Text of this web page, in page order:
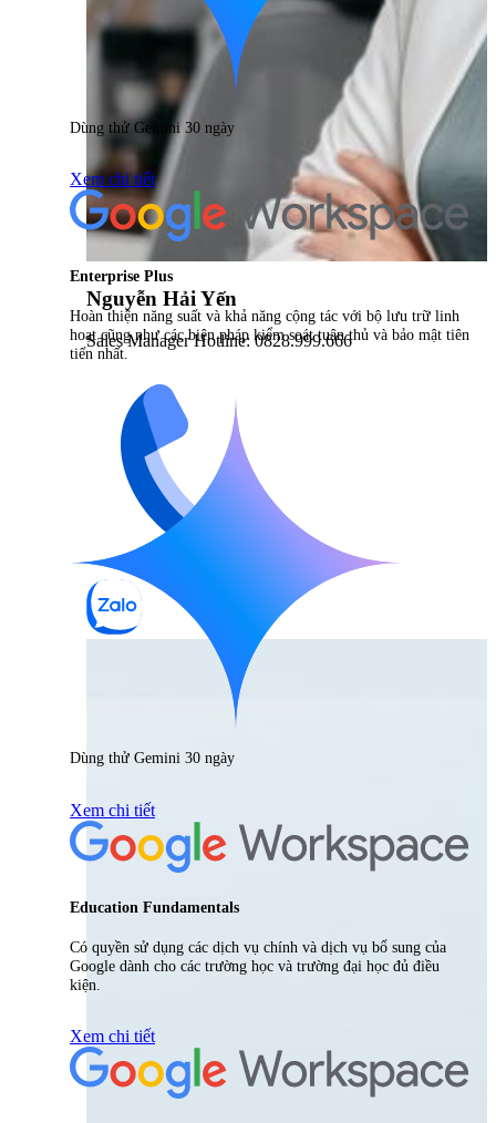
Nguyễn Hải Yến
Sales Manager Hotline: 0828.999.666
Dùng thử Gemini 30 ngày
Xem chi tiết
Enterprise Plus
Hoàn thiện năng suất và khả năng cộng tác với bộ lưu trữ linh
hoạt cũng như các biện pháp kiểm soát tuân thủ và bảo mật tiên
tiến nhất.
Dùng thử Gemini 30 ngày
Xem chi tiết
Education Fundamentals
Có quyền sử dụng các dịch vụ chính và dịch vụ bổ sung của
Google dành cho các trường học và trường đại học đủ điều
kiện.
Xem chi tiết